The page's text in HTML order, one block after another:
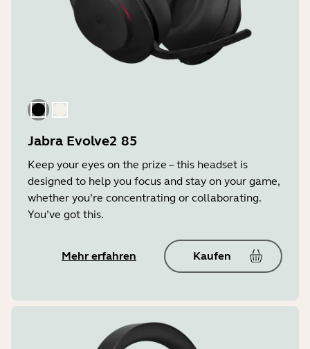
SchwarzGoldbeige
Jabra Evolve2 85
Keep your eyes on the prize – this headset is
designed to help you focus and stay on your game,
whether you’re concentrating or collaborating.
You’ve got this.
Mehr erfahren Kaufen